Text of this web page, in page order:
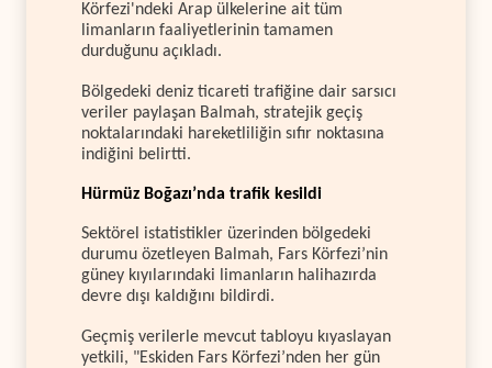
Körfezi'ndeki Arap ülkelerine ait tüm
limanların faaliyetlerinin tamamen
durduğunu açıkladı.
Bölgedeki deniz ticareti trafiğine dair sarsıcı
veriler paylaşan Balmah, stratejik geçiş
noktalarındaki hareketliliğin sıfır noktasına
indiğini belirtti.
Hürmüz Boğazı’nda trafik kesildi
Sektörel istatistikler üzerinden bölgedeki
durumu özetleyen Balmah, Fars Körfezi’nin
güney kıyılarındaki limanların halihazırda
devre dışı kaldığını bildirdi.
Geçmiş verilerle mevcut tabloyu kıyaslayan
yetkili, "Eskiden Fars Körfezi’nden her gün